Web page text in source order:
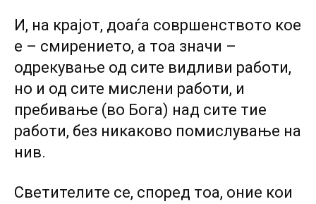
И, на крајот, доаѓа совршенството кое
е – смирението, а тоа значи –
одрекување од сите видливи работи,
но и од сите мислени работи, и
пребивање (во Бога) над сите тие
работи, без никаково помислување на
нив.
Светителите се, според тоа, оние кои